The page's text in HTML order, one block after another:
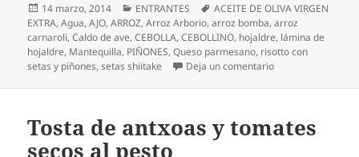
Publicado
el
14 marzo, 2014 Categorías
ENTRANTES Etiquetas
ACEITE DE OLIVA VIRGEN
EXTRA,Agua,AJO,ARROZ,Arroz Arborio,arroz bomba,arroz
carnaroli,Caldo de ave,CEBOLLA,CEBOLLINO, hojaldre, lámina de
hojaldre, Mantequilla, PIÑONES,Queso parmesano, risotto con
setas y piñones,setas shiitake Deja un comentarioen Risotto con
Tosta de antxoas y tomates
secos al pesto